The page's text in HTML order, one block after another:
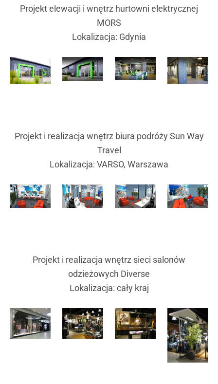
Projekt elewacji i wnętrz hurtowni elektrycznej
MORS
Lokalizacja: Gdynia
Projekt i realizacja wnętrz biura podróży Sun Way
Travel
Lokalizacja: VARSO, Warszawa
Projekt i realizacja wnętrz sieci salonów
odzieżowych Diverse
Lokalizacja: cały kraj